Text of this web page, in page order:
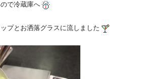
で冷蔵庫へ
プとお洒落グラスに流しました